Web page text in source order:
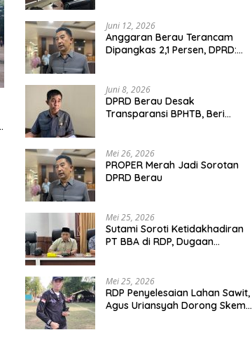
Juni 12, 2026
Anggaran Berau Terancam
Dipangkas 2,1 Persen, DPRD:
Juni 8, 2026
DPRD Berau Desak
Transparansi BPHTB, Beri
Mei 26, 2026
PROPER Merah Jadi Sorotan
DPRD Berau
Mei 25, 2026
Sutami Soroti Ketidakhadiran
PT BBA di RDP, Dugaan
Mei 25, 2026
RDP Penyelesaian Lahan Sawit,
Agus Uriansyah Dorong Skema